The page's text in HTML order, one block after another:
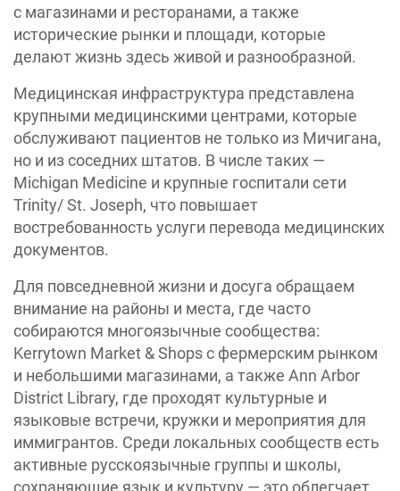
с магазинами и ресторанами, а также
исторические рынки и площади, которые
делают жизнь здесь живой и разнообразной.
Медицинская инфраструктура представлена
крупными медицинскими центрами, которые
обслуживают пациентов не только из Мичигана,
но и из соседних штатов. В числе таких —
Michigan Medicine и крупные госпитали сети
Trinity/ St. Joseph, что повышает
востребованность услуги перевода медицинских
документов.
Для повседневной жизни и досуга обращаем
внимание на районы и места, где часто
собираются многоязычные сообщества:
Kerrytown Market & Shops с фермерским рынком
и небольшими магазинами, а также Ann Arbor
District Library, где проходят культурные и
языковые встречи, кружки и мероприятия для
иммигрантов. Среди локальных сообществ есть
активные русскоязычные группы и школы,
сохраняющие язык и культуру — это облегчает